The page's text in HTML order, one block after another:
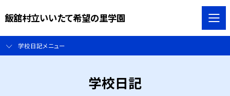
飯舘村立いいたて希望の里学園
学校日記メニュー
学校日記